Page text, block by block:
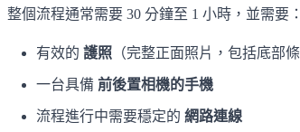
整個流程通常需要 30 分鐘至 1 小時，並需要：
有效的 護照 （完整正面照片，包括底部
一台具備 前後置相機的手機
流程進行中需要穩定的 網路連線